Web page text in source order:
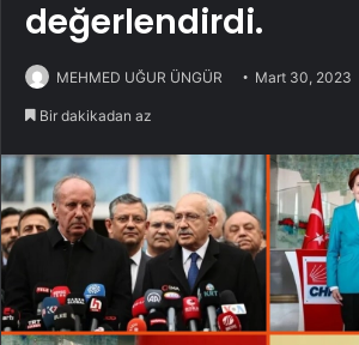
değerlendirdi.
MEHMED UĞUR ÜNGÜR Mart 30, 2023
Bir dakikadan az